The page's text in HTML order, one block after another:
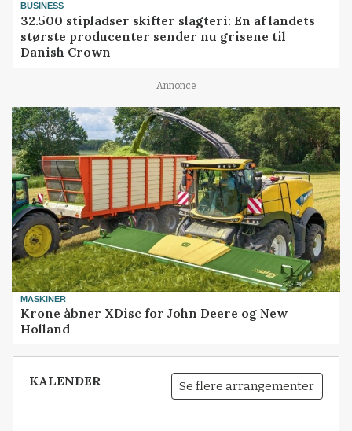
BUSINESS
32.500 stipladser skifter slagteri: En af landets
største producenter sender nu grisene til
Danish Crown
Annonce
MASKINER
Krone åbner XDisc for John Deere og New
Holland
KALENDER Se flere arrangementer